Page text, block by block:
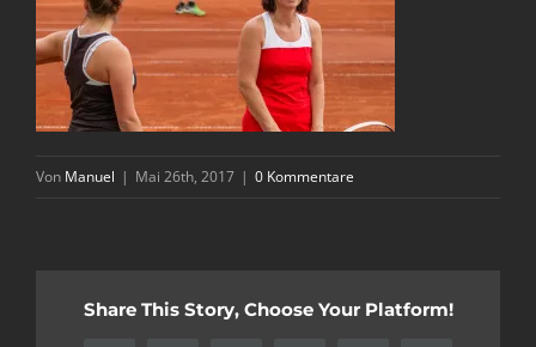
Von Manuel | Mai 26th, 2017 | 0 Kommentare
Share This Story, Choose Your Platform!